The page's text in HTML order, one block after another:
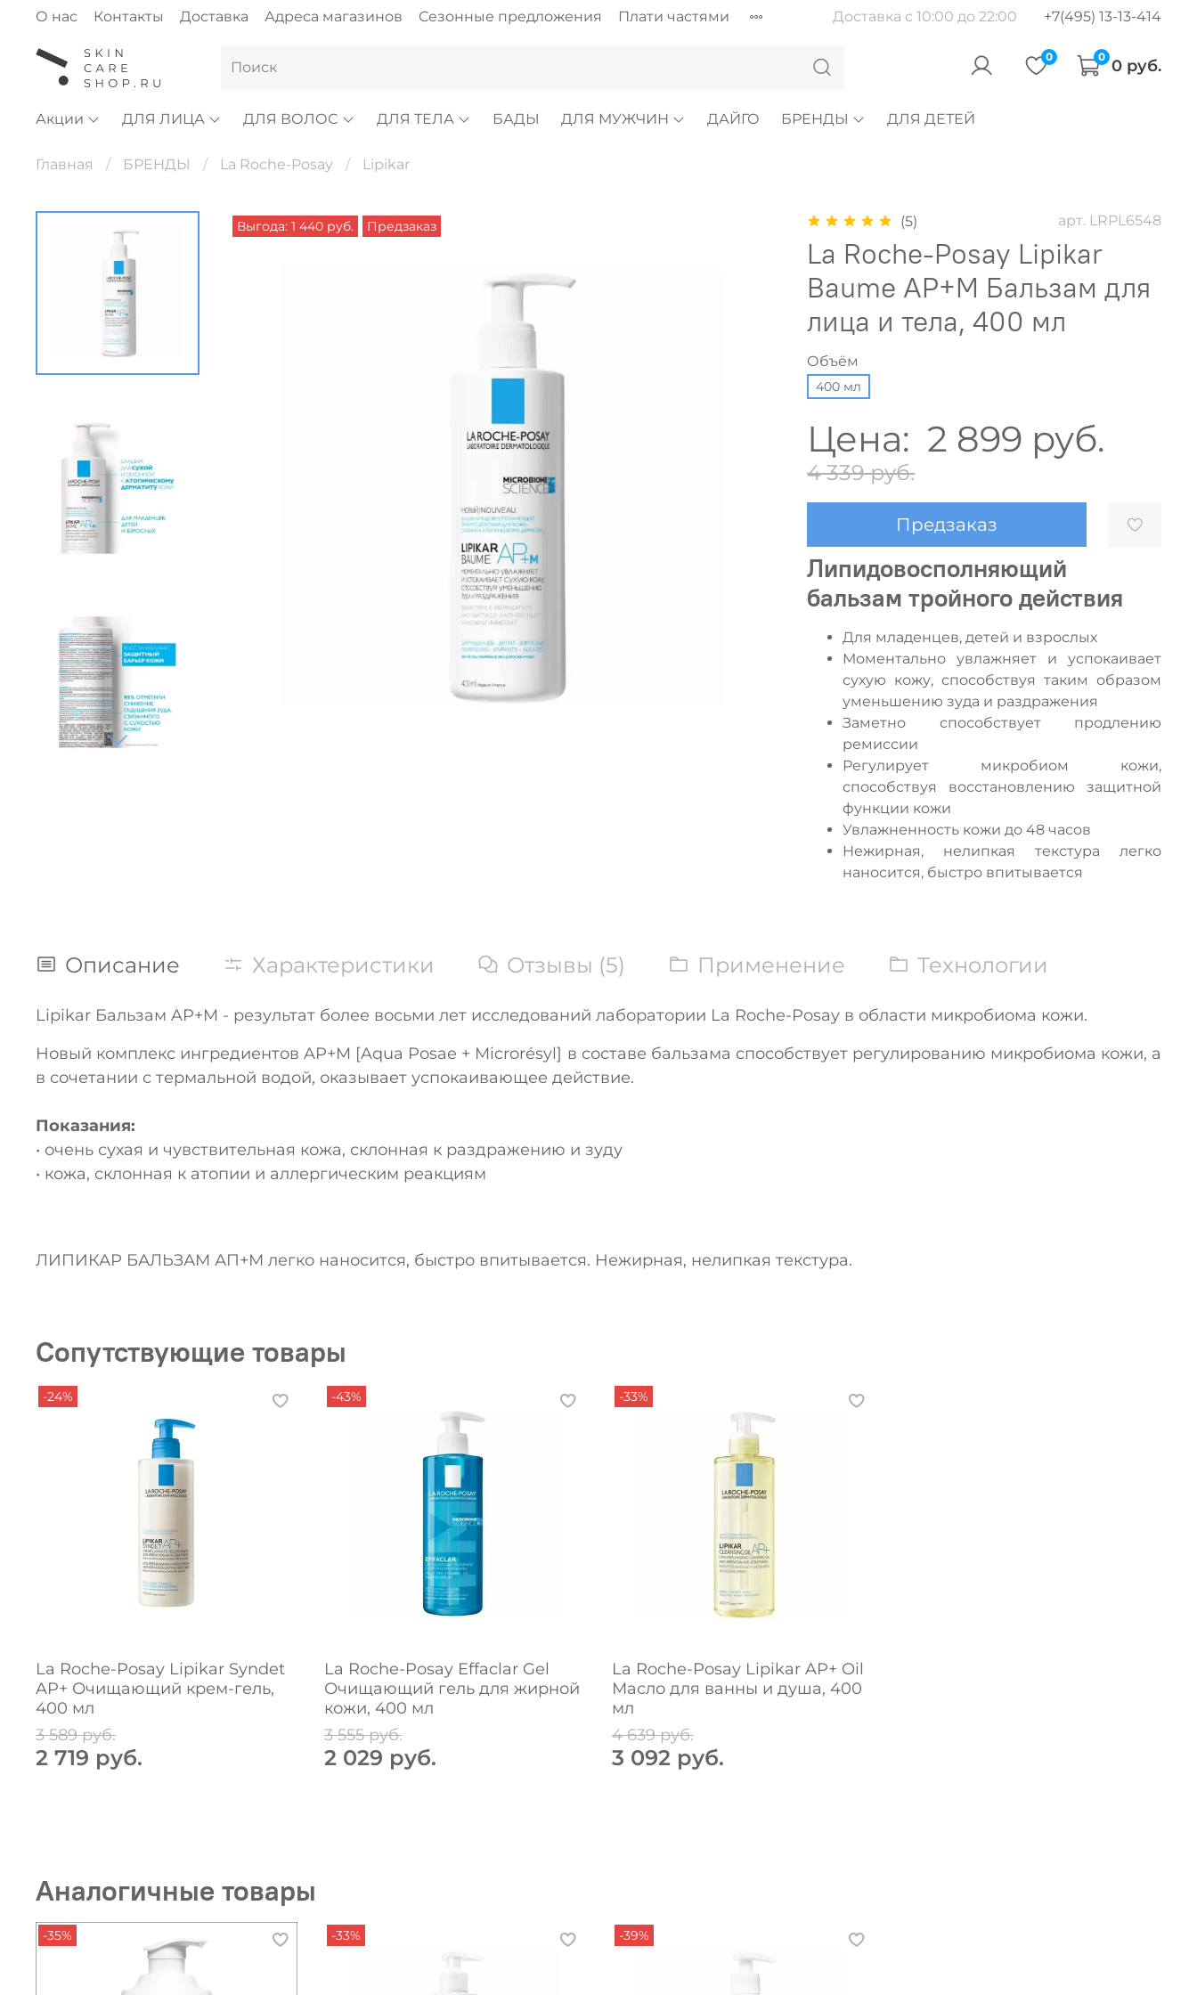
О нас Контакты Доставка Адреса магазинов Сезонные предложения Плати частями Доставка с 10:00 до 22:00 +7(495) 13-13-414
0 0 0 руб.
Акции ДЛЯ ЛИЦА ДЛЯ ВОЛОС ДЛЯ ТЕЛА БАДЫ ДЛЯ МУЖЧИН ДАЙГО БРЕНДЫ ДЛЯ ДЕТЕЙ
Главная БРЕНДЫ La Roche-Posay Lipikar
Выгода: 1 440 руб. Предзаказ (5) арт. LRPL6548
La Roche-Posay Lipikar
Baume AP+M Бальзам для
лица и тела, 400 мл
Объём
400 мл
Цена: 2 899 руб.
4 339 руб.
Предзаказ
Липидовосполняющий
бальзам тройного действия
Для младенцев, детей и взрослых
Моментально увлажняет и успокаивает
сухую кожу, способствуя таким образом
уменьшению зуда и раздражения
Заметно способствует продлению
ремиссии
Регулирует микробиом кожи,
способствуя восстановлению защитной
функции кожи
Увлажненность кожи до 48 часов
Нежирная, нелипкая текстура легко
наносится, быстро впитывается
Описание Характеристики Отзывы (5) Применение Технологии
Lipikar Бальзам AP+M - результат более восьми лет исследований лаборатории La Roche-Posay в области микробиома кожи.
Новый комплекс ингредиентов AP+M [Aqua Posae + Microrésyl] в составе бальзама способствует регулированию микробиома кожи, а
в сочетании с термальной водой, оказывает успокаивающее действие.
Показания:
• очень сухая и чувствительная кожа, склонная к раздражению и зуду
• кожа, склонная к атопии и аллергическим реакциям
ЛИПИКАР БАЛЬЗАМ АП+М легко наносится, быстро впитывается. Нежирная, нелипкая текстура.
Сопутствующие товары
-24%
La Roche-Posay Lipikar Syndet
AP+ Очищающий крем-гель,
400 мл
3 589 руб.
2 719 руб.
-43%
La Roche-Posay Effaclar Gel
Очищающий гель для жирной
кожи, 400 мл
3 555 руб.
2 029 руб.
-33%
La Roche-Posay Lipikar AP+ Oil
Масло для ванны и душа, 400
мл
4 639 руб.
3 092 руб.
Аналогичные товары
-35% -33% -39%